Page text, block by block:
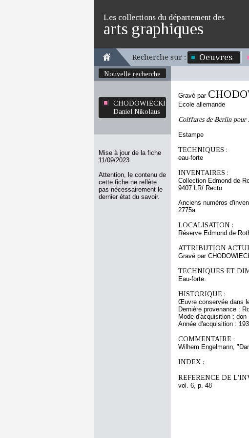
Les collections du département des
arts graphiques
Recherche sur : Oeuvres
Nouvelle recherche
CHODOWIECKI
Daniel Nikolaus
Mise à jour de la fiche
11/09/2023
Attention, le contenu de
cette fiche ne reflète
pas nécessairement le
dernier état du savoir.
Gravé par
Ecole allemande
Coiffures de Berlin pour
Estampe
TECHNIQUES :
eau-forte
INVENTAIRES :
Collection Edmond de
9407 LR/ Recto
Anciens numéros
2775a
LOCALISATION :
Réserve Edmond de
ATTRIBUTION
Gravé par
TECHNIQUES ET
Eau-forte.
HISTORIQUE :
Œuvre conservée dans
Dernière provenance :
Mode d'acquisition : don
Année d'acquisition :
COMMENTAIRE :
Wilhem Engelmann,
INDEX :
REFERENCE DE
vol. 6, p. 48